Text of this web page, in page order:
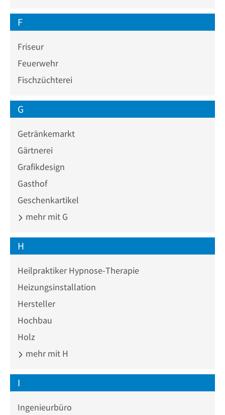
F
Friseur
Feuerwehr
Fischzüchterei
G
Getränkemarkt
Gärtnerei
Grafikdesign
Gasthof
Geschenkartikel
mehr mit G
H
Heilpraktiker Hypnose-Therapie
Heizungsinstallation
Hersteller
Hochbau
Holz
mehr mit H
I
Ingenieurbüro